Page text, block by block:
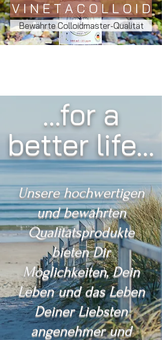
V I N E T A C O L L O I D
Bewährte Colloidmaster-Qualität
...for a
better life...
Unsere hochwertigen
und bewährten
Qualitätsprodukte
bieten Dir
Möglichkeiten, Dein
Leben und das Leben
Deiner Liebsten
angenehmer und